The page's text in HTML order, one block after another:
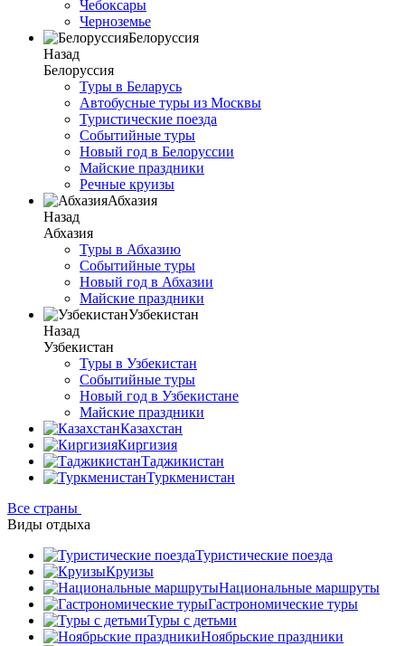
Чебоксары
Черноземье
Белоруссия
Назад
Белоруссия
Туры в Беларусь
Автобусные туры из Москвы
Туристические поезда
Событийные туры
Новый год в Белоруссии
Майские праздники
Речные круизы
Абхазия
Назад
Абхазия
Туры в Абхазию
Событийные туры
Новый год в Абхазии
Майские праздники
Узбекистан
Назад
Узбекистан
Туры в Узбекистан
Событийные туры
Новый год в Узбекистане
Майские праздники
Казахстан
Киргизия
Таджикистан
Туркменистан
Все страны
Виды отдыха
Туристические поезда
Круизы
Национальные маршруты
Гастрономические туры
Туры с детьми
Ноябрьские праздники